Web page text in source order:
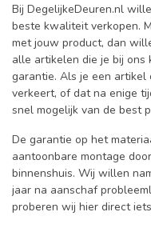
Bij DegelijkeDeuren.nl
beste kwaliteit verkopen.
met jouw product, dan
alle artikelen die je bij ons
garantie. Als je een
verkeert, of dat na enige
snel mogelijk van de best
De garantie op het
aantoonbare montage
binnenshuis. Wij willen
jaar na aanschaf
proberen wij hier direct